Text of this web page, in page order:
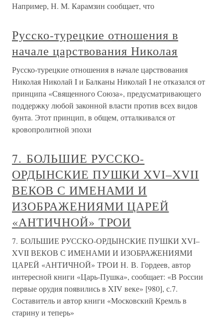
Например, Н. М. Карамзин сообщает, что
Русско-турецкие отношения в
начале царствования Николая
Русско-турецкие отношения в начале царствования
Николая Николай I и Балканы Николай I не отказался от
принципа «Священного Союза», предусматривающего
поддержку любой законной власти против всех видов
бунта. Этот принцип, в общем, отталкивался от
кровопролитной эпохи
7. БОЛЬШИЕ РУССКО-
ОРДЫНСКИЕ ПУШКИ XVI–XVII
ВЕКОВ С ИМЕНАМИ И
ИЗОБРАЖЕНИЯМИ ЦАРЕЙ
«АНТИЧНОЙ» ТРОИ
7. БОЛЬШИЕ РУССКО-ОРДЫНСКИЕ ПУШКИ XVI–
XVII ВЕКОВ С ИМЕНАМИ И ИЗОБРАЖЕНИЯМИ
ЦАРЕЙ «АНТИЧНОЙ» ТРОИ Н. В. Гордеев, автор
интересной книги «Царь-Пушка», сообщает: «В России
первые орудия появились в XIV веке» [980], с.7.
Составитель и автор книги «Московский Кремль в
старину и теперь»